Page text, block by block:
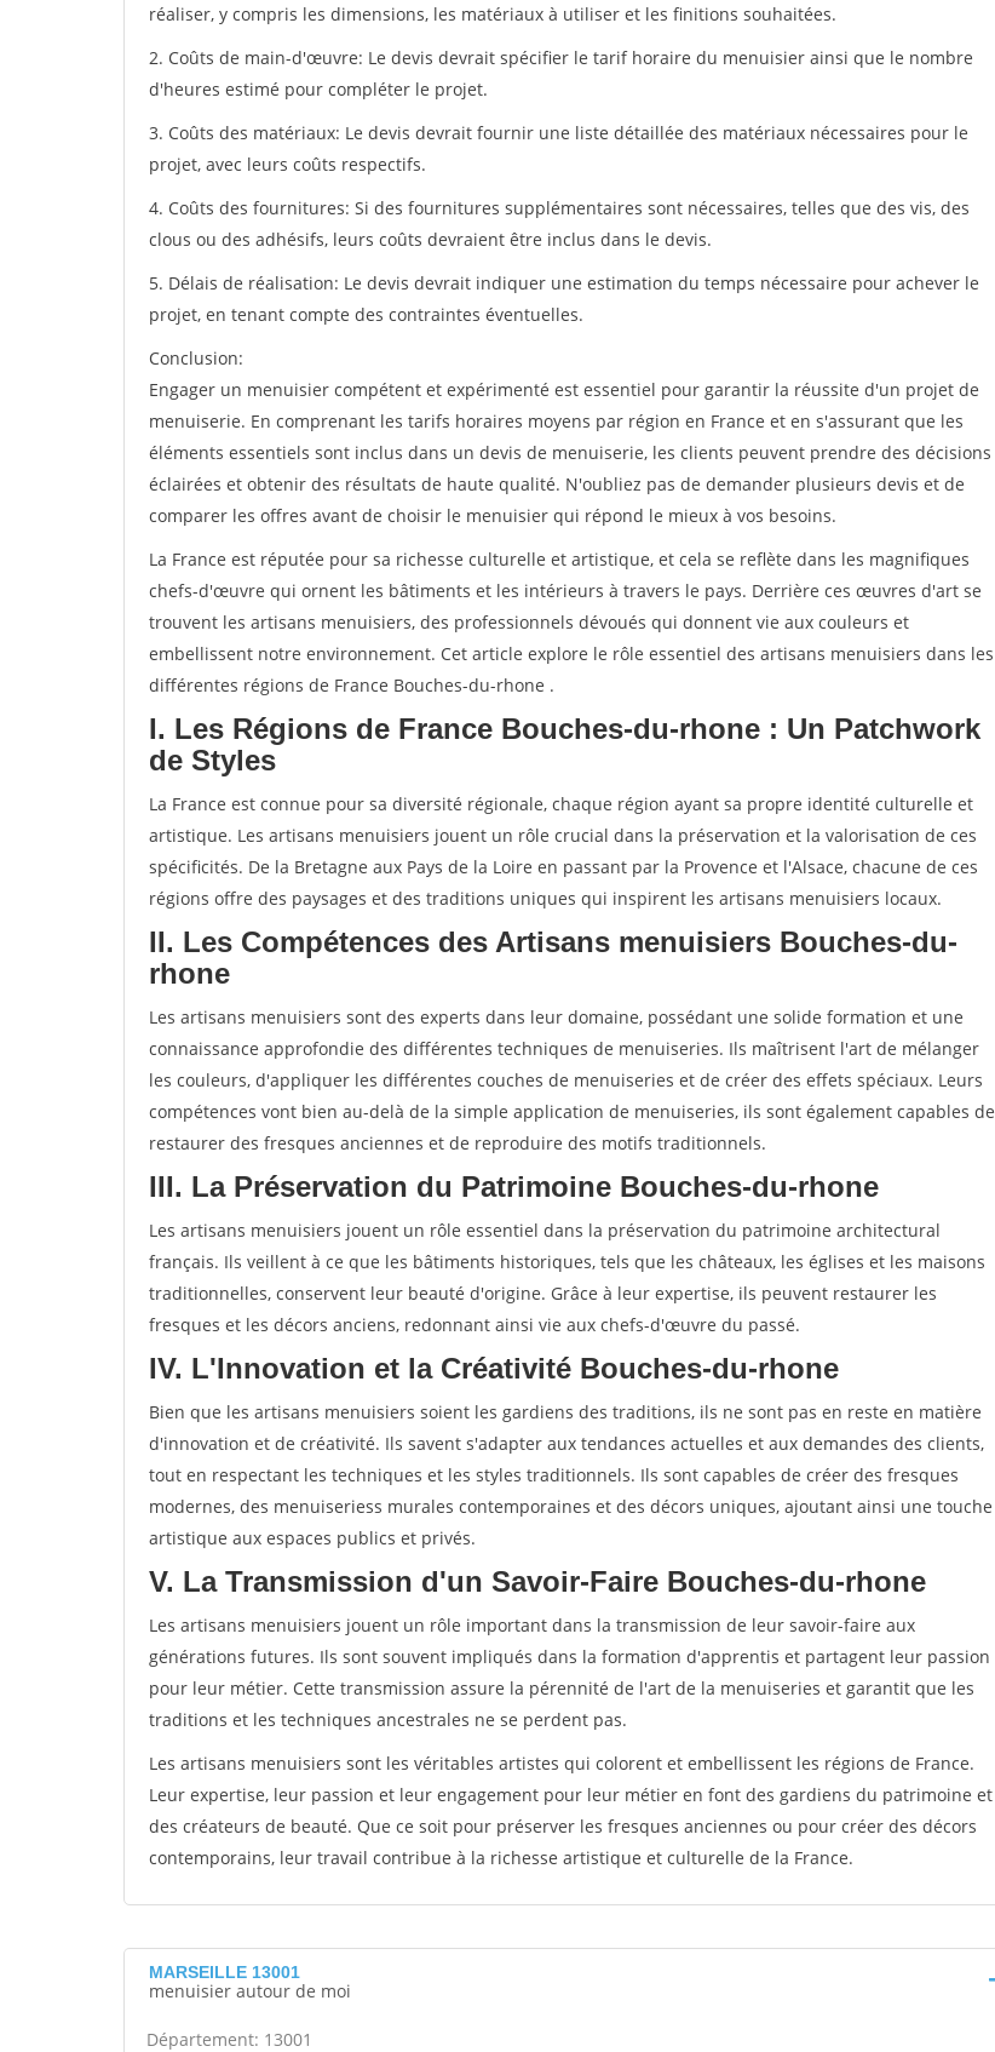
réaliser, y compris les dimensions, les matériaux à utiliser et les finitions souhaitées.
2. Coûts de main-d'œuvre: Le devis devrait spécifier le tarif horaire du menuisier ainsi que le nombre
d'heures estimé pour compléter le projet.
3. Coûts des matériaux: Le devis devrait fournir une liste détaillée des matériaux nécessaires pour le
projet, avec leurs coûts respectifs.
4. Coûts des fournitures: Si des fournitures supplémentaires sont nécessaires, telles que des vis, des
clous ou des adhésifs, leurs coûts devraient être inclus dans le devis.
5. Délais de réalisation: Le devis devrait indiquer une estimation du temps nécessaire pour achever le
projet, en tenant compte des contraintes éventuelles.
Conclusion:
Engager un menuisier compétent et expérimenté est essentiel pour garantir la réussite d'un projet de
menuiserie. En comprenant les tarifs horaires moyens par région en France et en s'assurant que les
éléments essentiels sont inclus dans un devis de menuiserie, les clients peuvent prendre des décisions
éclairées et obtenir des résultats de haute qualité. N'oubliez pas de demander plusieurs devis et de
comparer les offres avant de choisir le menuisier qui répond le mieux à vos besoins.
La France est réputée pour sa richesse culturelle et artistique, et cela se reflète dans les magnifiques
chefs-d'œuvre qui ornent les bâtiments et les intérieurs à travers le pays. Derrière ces œuvres d'art se
trouvent les artisans menuisiers, des professionnels dévoués qui donnent vie aux couleurs et
embellissent notre environnement. Cet article explore le rôle essentiel des artisans menuisiers dans les
différentes régions de France Bouches-du-rhone .
I. Les Régions de France Bouches-du-rhone : Un Patchwork
de Styles
La France est connue pour sa diversité régionale, chaque région ayant sa propre identité culturelle et
artistique. Les artisans menuisiers jouent un rôle crucial dans la préservation et la valorisation de ces
spécificités. De la Bretagne aux Pays de la Loire en passant par la Provence et l'Alsace, chacune de ces
régions offre des paysages et des traditions uniques qui inspirent les artisans menuisiers locaux.
II. Les Compétences des Artisans menuisiers Bouches-du-
rhone
Les artisans menuisiers sont des experts dans leur domaine, possédant une solide formation et une
connaissance approfondie des différentes techniques de menuiseries. Ils maîtrisent l'art de mélanger
les couleurs, d'appliquer les différentes couches de menuiseries et de créer des effets spéciaux. Leurs
compétences vont bien au-delà de la simple application de menuiseries, ils sont également capables de
restaurer des fresques anciennes et de reproduire des motifs traditionnels.
III. La Préservation du Patrimoine Bouches-du-rhone
Les artisans menuisiers jouent un rôle essentiel dans la préservation du patrimoine architectural
français. Ils veillent à ce que les bâtiments historiques, tels que les châteaux, les églises et les maisons
traditionnelles, conservent leur beauté d'origine. Grâce à leur expertise, ils peuvent restaurer les
fresques et les décors anciens, redonnant ainsi vie aux chefs-d'œuvre du passé.
IV. L'Innovation et la Créativité Bouches-du-rhone
Bien que les artisans menuisiers soient les gardiens des traditions, ils ne sont pas en reste en matière
d'innovation et de créativité. Ils savent s'adapter aux tendances actuelles et aux demandes des clients,
tout en respectant les techniques et les styles traditionnels. Ils sont capables de créer des fresques
modernes, des menuiseriess murales contemporaines et des décors uniques, ajoutant ainsi une touche
artistique aux espaces publics et privés.
V. La Transmission d'un Savoir-Faire Bouches-du-rhone
Les artisans menuisiers jouent un rôle important dans la transmission de leur savoir-faire aux
générations futures. Ils sont souvent impliqués dans la formation d'apprentis et partagent leur passion
pour leur métier. Cette transmission assure la pérennité de l'art de la menuiseries et garantit que les
traditions et les techniques ancestrales ne se perdent pas.
Les artisans menuisiers sont les véritables artistes qui colorent et embellissent les régions de France.
Leur expertise, leur passion et leur engagement pour leur métier en font des gardiens du patrimoine et
des créateurs de beauté. Que ce soit pour préserver les fresques anciennes ou pour créer des décors
contemporains, leur travail contribue à la richesse artistique et culturelle de la France.
MARSEILLE 13001
menuisier autour de moi
Département: 13001